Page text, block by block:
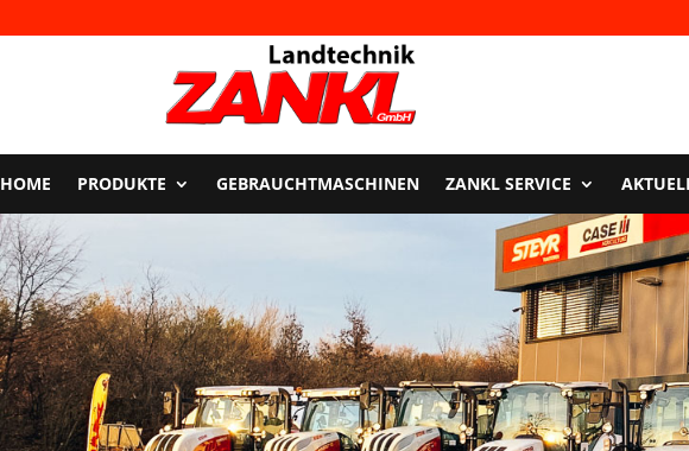
HOME PRODUKTE GEBRAUCHTMASCHINEN ZANKL SERVICE